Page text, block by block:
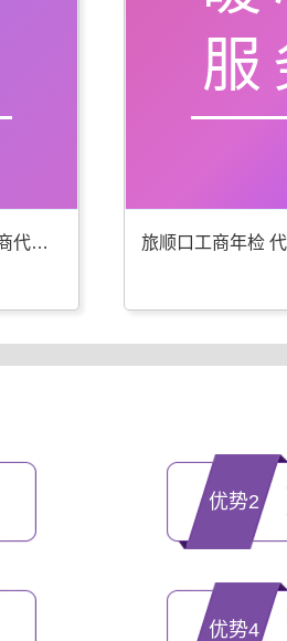
公司注册 年检 旅顺口工商代办更专业
服
优势2
优势4